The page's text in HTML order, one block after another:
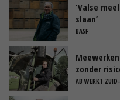
‘Valse
slaan’
BASF
zonder
AB WERKT